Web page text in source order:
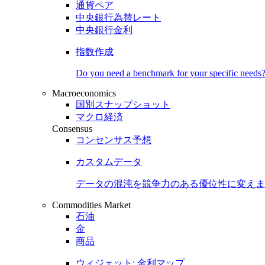
通貨ペア
中央銀行為替レート
中央銀行金利
指数作成
Do you need a benchmark for your specific needs?
Macroeconomics
国別スナップショット
マクロ経済
Consensus
コンセンサス予想
カスタムデータ
データの混沌を競争力のある優位性に変え
Commodities Market
石油
金
商品
ウィジェット: 金利マップ